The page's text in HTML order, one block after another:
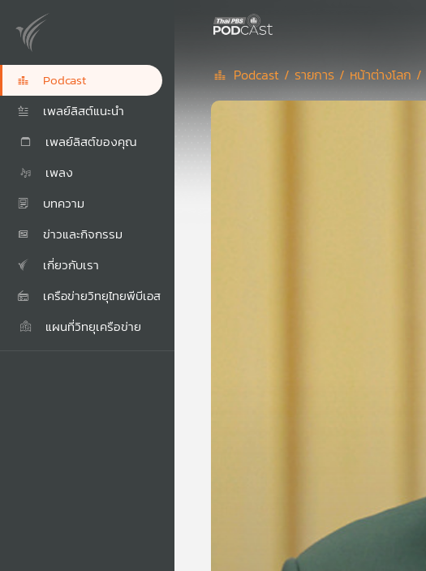
Podcast
เพลย์ลิสต์แนะนำ
เพลย์ลิสต์ของคุณ
เพลง
บทความ
ข่าวและกิจกรรม
เกี่ยวกับเรา
เครือข่ายวิทยุไทยพีบีเอส
แผนที่วิทยุเครือข่าย
Podcast / รายการ / หน้าต่างโลก /